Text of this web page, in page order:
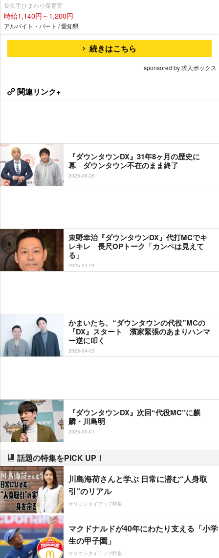
長久手ひまわり保育室
時給1,140円～1,200円
アルバイト・パート / 愛知県
続きはこちら
sponsored by 求人ボックス
関連リンク+
『ダウンタウンDX』31年8ヶ月の歴史に
幕 ダウンタウン不在のまま終了
2025-06-26
東野幸治『ダウンタウンDX』代打MCでキ
レキレ 長尺OPトーク「カンペは見えて
る」
2025-04-24
かまいたち、“ダウンタウンの代役”MCの
『DX』スタート 濱家緊張のあまりハンマ
ー逆に叩く
2025-04-03
『ダウンタウンDX』次回“代役MC”に麒
麟・川島明
2025-05-01
話題の特集をPICK UP！
川島海荷さんと学ぶ 日常に潜む“人身取
引”のリアル
オリコンタイアップ特集
マクドナルドが40年にわたり支える「小学
生の甲子園」
オリコンタイアップ特集